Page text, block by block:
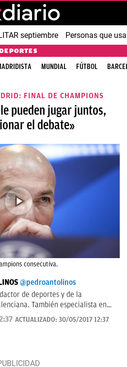
septiembre Personas que
MUNDIAL FÚTBOL
FINAL DE CHAMPIONS
pueden jugar juntos,
el debate»
consecutiva.
@pedroantolinos
de deportes y de la
También especialista en
desde 2017.
ACTUALIZADO: 30/05/2017 12:37